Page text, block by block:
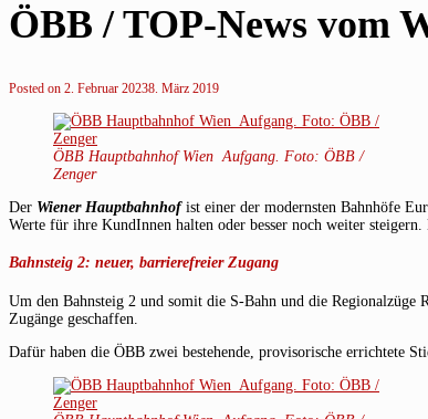
ÖBB / TOP-News vom
Posted on 2. Februar 20238. März 2019
ÖBB Hauptbahnhof Wien ­ Aufgang. Foto: ÖBB /
Zenger
Der Wiener Hauptbahnhofist einer der modernsten Bahnhöfe
Werte für ihre KundInnen halten oder besser noch weiter steigern.
Bahnsteig 2: neuer, barrierefreier Zugang
Um den Bahnsteig 2 und somit die S-Bahn und die
Zugänge geschaffen.
Dafür haben die ÖBB zwei bestehende, provisorische errichtete